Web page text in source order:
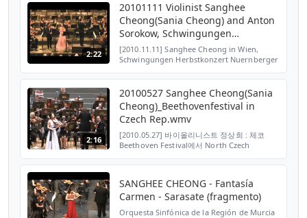
2:22
20101111 Violinist Sanghee
Cheong(Sania Cheong) and Anton
Sorokow, Schwingungen
Herbstkonzert
[2010.11.11] Sanghee Cheong in Wien,
Schwingungen Herbstkonzert Nuernberger
Anton Sorokow Program : B....
2:16
20100527 Sanghee Cheong(Sania
Cheong)_Beethovenfestival in
Czech Rep.wmv
[2010.05.27] 바이올리니스트 정상희 : 체코
Beethoven Festival에서 North Czech
Shostako...
SANGHEE CHEONG - Fantasía
Carmen - Sarasate (fragmento)
Orquesta Sinfónica de la Región de Murcia